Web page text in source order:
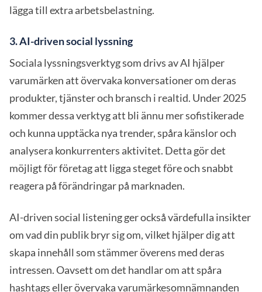
lägga till extra arbetsbelastning.
3. AI-driven social lyssning
Sociala lyssningsverktyg som drivs av AI hjälper
varumärken att övervaka konversationer om deras
produkter, tjänster och bransch i realtid. Under 2025
kommer dessa verktyg att bli ännu mer sofistikerade
och kunna upptäcka nya trender, spåra känslor och
analysera konkurrenters aktivitet. Detta gör det
möjligt för företag att ligga steget före och snabbt
reagera på förändringar på marknaden.
AI-driven social listening ger också värdefulla insikter
om vad din publik bryr sig om, vilket hjälper dig att
skapa innehåll som stämmer överens med deras
intressen. Oavsett om det handlar om att spåra
hashtags eller övervaka varumärkesomnämnanden